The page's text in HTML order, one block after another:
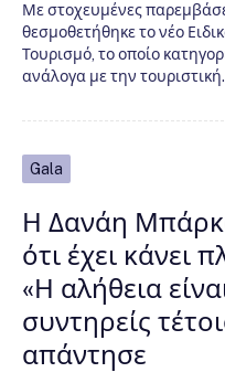
Με στοχευμένες
θεσμοθετήθηκε το νέο
Τουρισμό, το οποίο
ανάλογα με την
Gala
Η Δανάη
ότι έχει κάνει
«Η αλήθεια
συντηρείς
απάντησε